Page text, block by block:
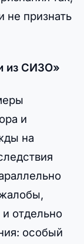
не признать
из СИЗО»
и
на
и отдельно
особый